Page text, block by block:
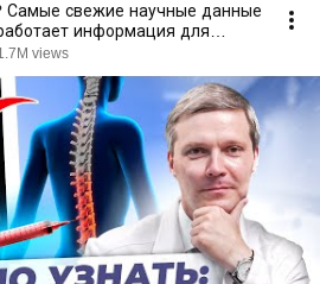
Самые свежие научные данные
информация для
views